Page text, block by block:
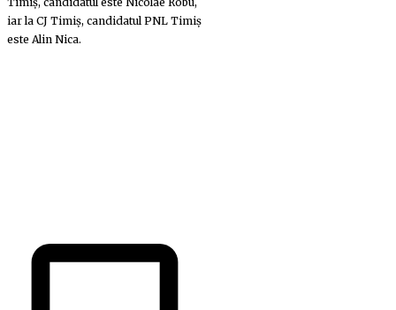
iar la CJ Timiș, candidatul PNL Timiș
este Alin Nica.